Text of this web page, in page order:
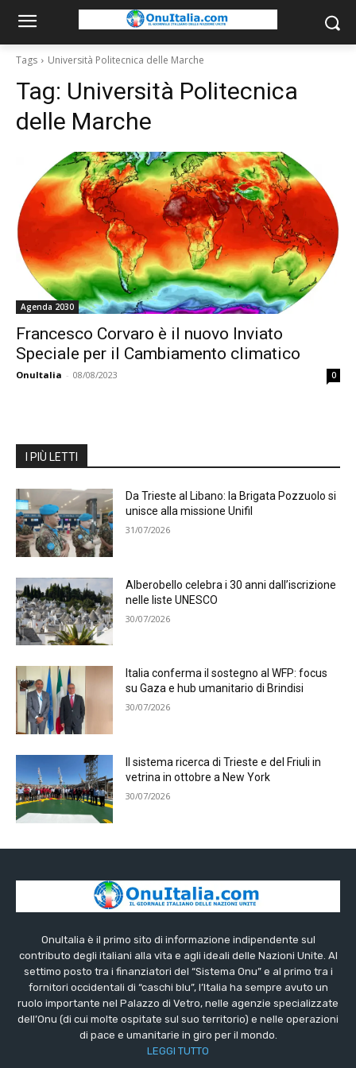
Tags Università Politecnica delle Marche
Tag: Università Politecnica
delle Marche
Agenda 2030
Francesco Corvaro è il nuovo Inviato
Speciale per il Cambiamento climatico
OnuItalia - 08/08/2023 0
I PIÙ LETTI
Da Trieste al Libano: la Brigata Pozzuolo si
unisce alla missione Unifil
31/07/2026
Alberobello celebra i 30 anni dall’iscrizione
nelle liste UNESCO
30/07/2026
Italia conferma il sostegno al WFP: focus
su Gaza e hub umanitario di Brindisi
30/07/2026
Il sistema ricerca di Trieste e del Friuli in
vetrina in ottobre a New York
30/07/2026
OnuItalia è il primo sito di informazione indipendente sul
contributo degli italiani alla vita e agli ideali delle Nazioni Unite. Al
settimo posto tra i finanziatori del “Sistema Onu” e al primo tra i
fornitori occidentali di “caschi blu”, l’Italia ha sempre avuto un
ruolo importante nel Palazzo di Vetro, nelle agenzie specializzate
dell’Onu (di cui molte ospitate sul suo territorio) e nelle operazioni
di pace e umanitarie in giro per il mondo.
LEGGI TUTTO